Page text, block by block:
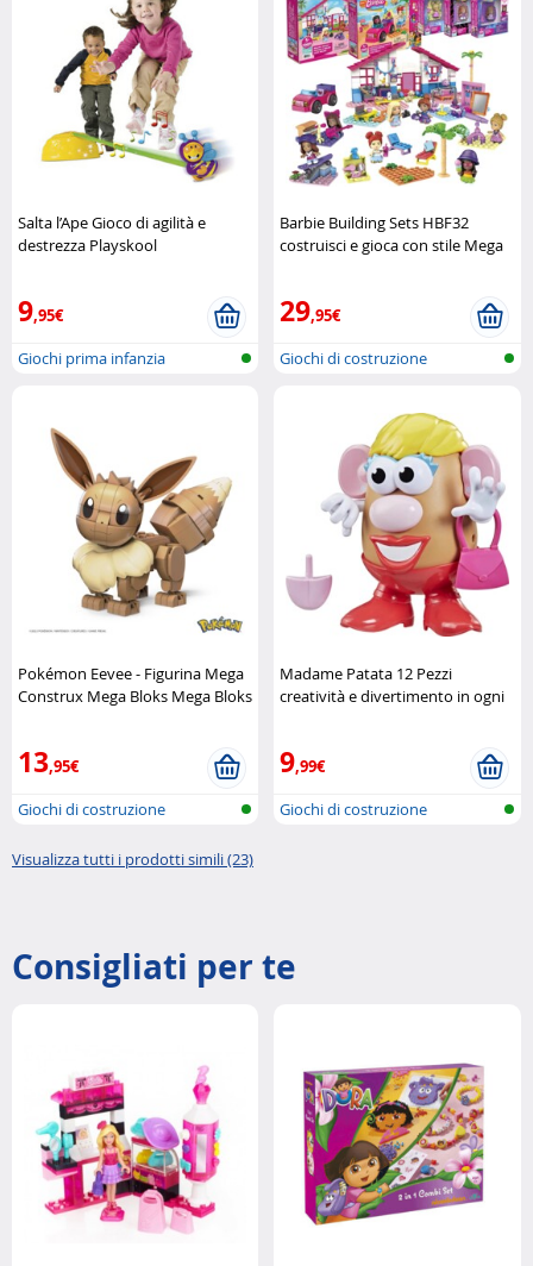
Salta l’Ape Gioco di agilità e
destrezza Playskool
9,95€
Giochi prima infanzia
Barbie Building Sets HBF32
costruisci e gioca con stile Mega
29,95€
Giochi di costruzione
Pokémon Eevee - Figurina Mega
Construx Mega Bloks Mega Bloks
13,95€
Giochi di costruzione
Madame Patata 12 Pezzi
creatività e divertimento in ogni
9,99€
Giochi di costruzione
Visualizza tutti i prodotti simili (23)
Consigliati per te